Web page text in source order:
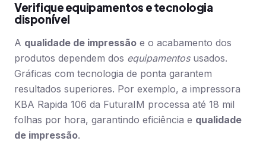
Verifique equipamentos e tecnologia
disponível
A qualidade de impressão e o acabamento dos
produtos dependem dos equipamentosusados.
Gráficas com tecnologia de ponta garantem
resultados superiores. Por exemplo, a impressora
KBA Rapida 106 da FuturaIM processa até 18 mil
folhas por hora, garantindo eficiência e qualidade
de impressão.